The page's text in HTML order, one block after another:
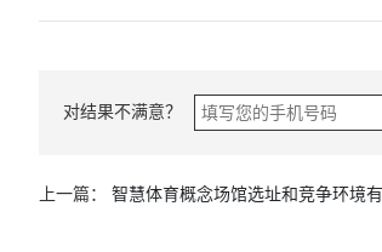
对结果不满意？
上一篇： 智慧体育概念场馆选址和竞争环境有